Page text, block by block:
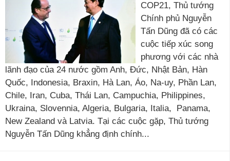
COP21, Thủ tướng
Chính phủ Nguyễn
Tấn Dũng đã có các
cuộc tiếp xúc song
phương với các nhà
lãnh đạo của 24 nước gồm Anh, Đức, Nhật Bản, Hàn
Quốc, Indonesia, Braxin, Hà Lan, Áo, Na-uy, Phần Lan,
Chile, Iran, Cuba, Thái Lan, Campuchia, Philippines,
Ukraina, Slovennia, Algeria, Bulgaria, Italia, Panama,
New Zealand và Latvia. Tại các cuộc gặp, Thủ tướng
Nguyễn Tấn Dũng khẳng định chính...